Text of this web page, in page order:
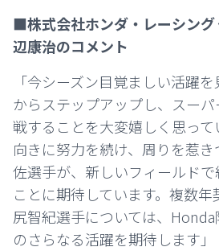
■株式会社ホンダ・レーシング
辺康治のコメント
「今シーズン目覚ましい活躍
からステップアップし、スー
戦することを大変嬉しく思っ
向きに努力を続け、周りを惹
佐選手が、新しいフィールド
ことに期待しています。複数
尻智紀選手については、
のさらなる活躍を期待します」